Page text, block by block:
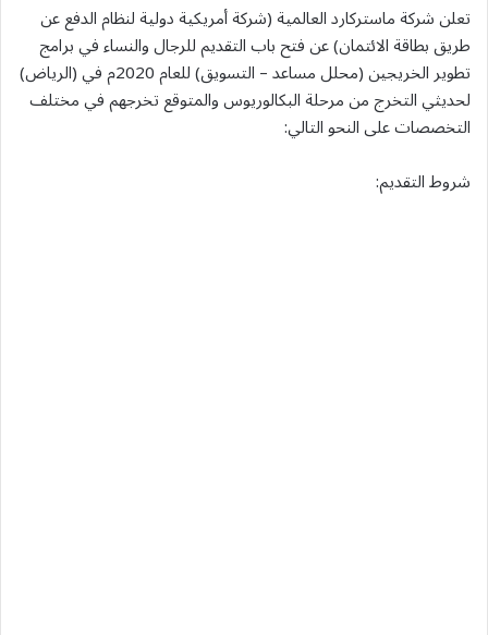
تعلن شركة ماستركارد العالمية (شركة أمريكية دولية لنظام الدفع عن
طريق بطاقة الائتمان) عن فتح باب التقديم للرجال والنساء في برامج
تطوير الخريجين (محلل مساعد – التسويق) للعام 2020م في (الرياض)
لحديثي التخرج من مرحلة البكالوريوس والمتوقع تخرجهم في مختلف
التخصصات على النحو التالي:
شروط التقديم: